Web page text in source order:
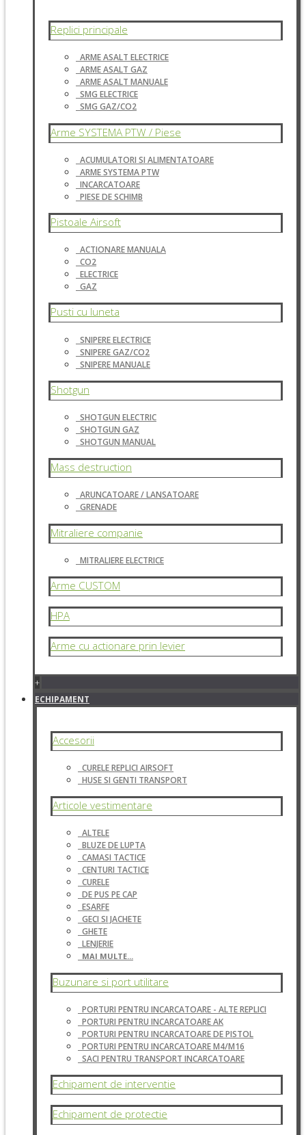
Replici principale
ARME ASALT ELECTRICE
ARME ASALT GAZ
ARME ASALT MANUALE
SMG ELECTRICE
SMG GAZ/CO2
Arme SYSTEMA PTW / Piese
ACUMULATORI SI ALIMENTATOARE
ARME SYSTEMA PTW
INCARCATOARE
PIESE DE SCHIMB
Pistoale Airsoft
ACTIONARE MANUALA
CO2
ELECTRICE
GAZ
Pusti cu luneta
SNIPERE ELECTRICE
SNIPERE GAZ/CO2
SNIPERE MANUALE
Shotgun
SHOTGUN ELECTRIC
SHOTGUN GAZ
SHOTGUN MANUAL
Mass destruction
ARUNCATOARE / LANSATOARE
GRENADE
Mitraliere companie
MITRALIERE ELECTRICE
Arme CUSTOM
HPA
Arme cu actionare prin levier
+
ECHIPAMENT
Accesorii
CURELE REPLICI AIRSOFT
HUSE SI GENTI TRANSPORT
Articole vestimentare
ALTELE
BLUZE DE LUPTA
CAMASI TACTICE
CENTURI TACTICE
CURELE
DE PUS PE CAP
ESARFE
GECI SI JACHETE
GHETE
LENJERIE
MAI MULTE...
Buzunare si port utilitare
PORTURI PENTRU INCARCATOARE - ALTE REPLICI
PORTURI PENTRU INCARCATOARE AK
PORTURI PENTRU INCARCATOARE DE PISTOL
PORTURI PENTRU INCARCATOARE M4/M16
SACI PENTRU TRANSPORT INCARCATOARE
Echipament de interventie
Echipament de protectie